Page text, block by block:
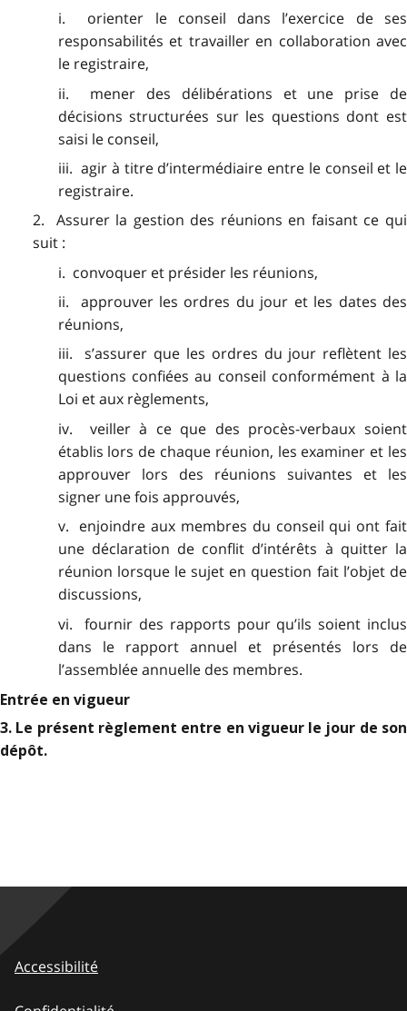
i. orienter le conseil dans l’exercice de ses
responsabilités et travailler en collaboration avec
le registraire,
ii. mener des délibérations et une prise de
décisions structurées sur les questions dont est
saisi le conseil,
iii. agir à titre d’intermédiaire entre le conseil et le
registraire.
2. Assurer la gestion des réunions en faisant ce qui
suit :
i. convoquer et présider les réunions,
ii. approuver les ordres du jour et les dates des
réunions,
iii. s’assurer que les ordres du jour reflètent les
questions confiées au conseil conformément à la
Loi et aux règlements,
iv. veiller à ce que des procès-verbaux soient
établis lors de chaque réunion, les examiner et les
approuver lors des réunions suivantes et les
signer une fois approuvés,
v. enjoindre aux membres du conseil qui ont fait
une déclaration de conflit d’intérêts à quitter la
réunion lorsque le sujet en question fait l’objet de
discussions,
vi. fournir des rapports pour qu’ils soient inclus
dans le rapport annuel et présentés lors de
l’assemblée annuelle des membres.
Entrée en vigueur
3. Le présent règlement entre en vigueur le jour de son
dépôt.
Accessibilité